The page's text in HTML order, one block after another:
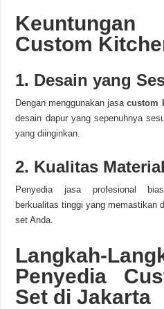
Custom
1. Desain yang
Dengan menggunakan jasacustom
desain dapur yang sepenuhnya
yang diinginkan.
2. Kualitas
Penyedia jasa profesional
berkualitas tinggi yang memastikan
set Anda.
Langkah-
Penyedia
Set di Jakarta